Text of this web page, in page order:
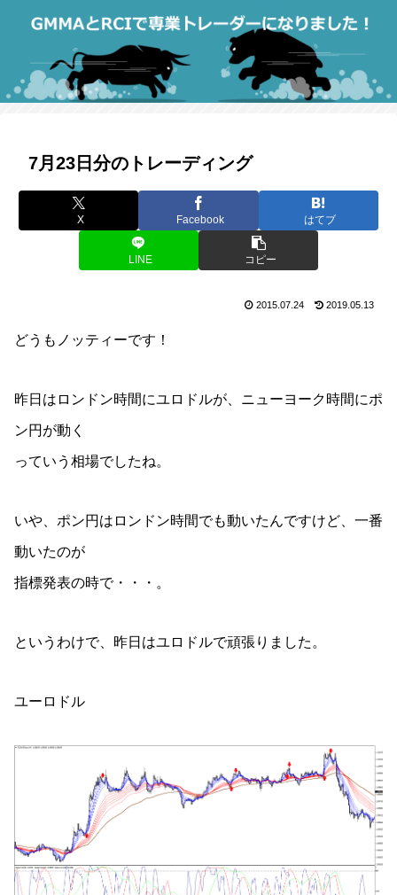
7月23日分のトレーディング
X Facebook はてブ
LINE コピー
2015.07.24 2019.05.13
どうもノッティーです！
昨日はロンドン時間にユロドルが、ニューヨーク時間にポ
ン円が動く
っていう相場でしたね。
いや、ポン円はロンドン時間でも動いたんですけど、一番
動いたのが
指標発表の時で・・・。
というわけで、昨日はユロドルで頑張りました。
ユーロドル